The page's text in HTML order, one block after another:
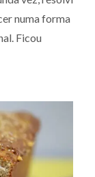
numa forma
Ficou